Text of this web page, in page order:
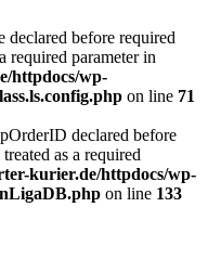
declared before required
required parameter in
httpdocs/wp-
on line 71
declared before
as a required
kurier.de/httpdocs/wp-
on line 133